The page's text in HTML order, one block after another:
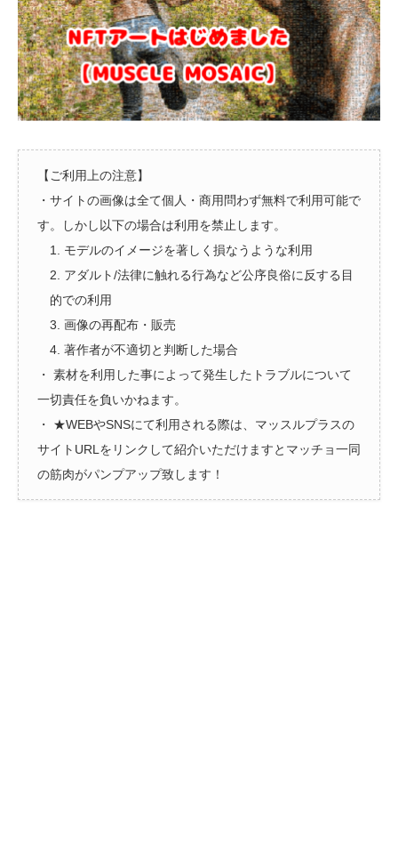
【ご利用上の注意】
・サイトの画像は全て個人・商用問わず無料で利用可能で
す。しかし以下の場合は利用を禁止します。
1. モデルのイメージを著しく損なうような利用
2. アダルト/法律に触れる行為など公序良俗に反する目
的での利用
3. 画像の再配布・販売
4. 著作者が不適切と判断した場合
・ 素材を利用した事によって発生したトラブルについて
一切責任を負いかねます。
・ ★WEBやSNSにて利用される際は、マッスルプラスの
サイトURLをリンクして紹介いただけますとマッチョ一同
の筋肉がパンプアップ致します！